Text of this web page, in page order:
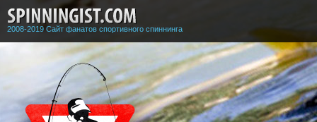
2008-2019 Сайт фанатов спортивного спиннинга